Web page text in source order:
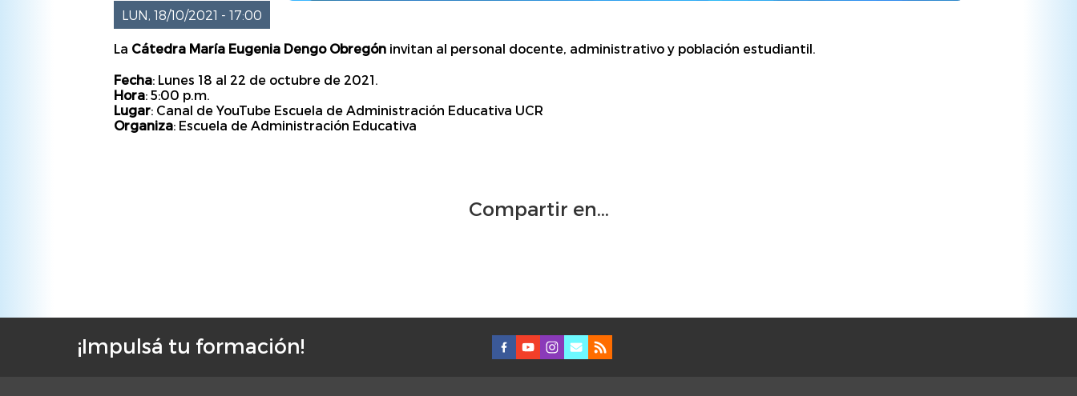
LUN, 18/10/2021 - 17:00
La Cátedra María Eugenia Dengo Obregón invitan al personal docente, administrativo y población estudiantil.
Fecha: Lunes 18 al 22 de octubre de 2021.
Hora: 5:00 p.m.
Lugar: Canal de YouTube Escuela de Administración Educativa UCR
Organiza: Escuela de Administración Educativa
Compartir en...
F¡Impulsá tu formación!